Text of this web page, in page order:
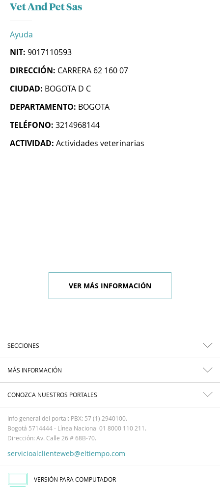
Vet And Pet Sas
Ayuda
NIT: 9017110593
DIRECCIÓN: CARRERA 62 160 07
CIUDAD: BOGOTA D C
DEPARTAMENTO: BOGOTA
TELÉFONO: 3214968144
ACTIVIDAD: Actividades veterinarias
VER MÁS INFORMACIÓN
SECCIONES
MÁS INFORMACIÓN
CONOZCA NUESTROS PORTALES
Info general del portal: PBX: 57 (1) 2940100.
Bogotá 5714444 - Línea Nacional 01 8000 110 211.
Dirección: Av. Calle 26 # 68B-70.
servicioalclienteweb@eltiempo.com
VERSIÓN PARA COMPUTADOR